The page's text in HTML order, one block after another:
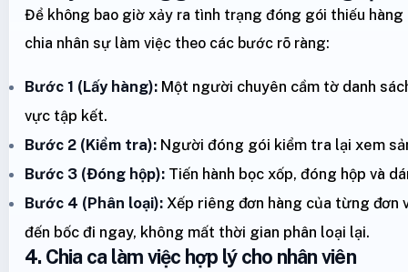
Để không bao giờ xảy ra tình trạng đóng gói thiếu
chia nhân sự làm việc theo các bước rõ ràng:
Bước 1 (Lấy hàng): Một người chuyên cầm tờ danh
vực tập kết.
Bước 2 (Kiểm tra): Người đóng gói kiểm tra lại xem
Bước 3 (Đóng hộp): Tiến hành bọc xốp, đóng hộp và
Bước 4 (Phân loại): Xếp riêng đơn hàng của từng đơn
đến bốc đi ngay, không mất thời gian phân loại lại.
4. Chia ca làm việc hợp lý cho nhân viên